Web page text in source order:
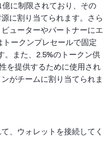
に制限されており、その
に割り当てられます。さら
ューターやパートナーにエ
ークンプレセールで固定
。また、2.5%のトークン供
を提供するために使用され
がチームに割り当てられま
、ウォレットを接続してく